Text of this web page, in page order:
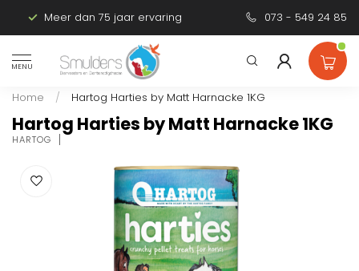
Meer dan 75 jaar ervaring Persoonlijk
073 - 549 24 85
MENU
Home / Hartog Harties by Matt Harnacke 1KG
Hartog Harties by Matt Harnacke 1KG
HARTOG